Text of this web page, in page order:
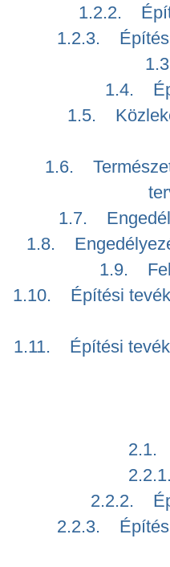
1.2.2.
1.2.3.
1.4.
1.5.
1.6.
1.7.
1.8.
1.9.
1.10. Építési
1.11. Építési
2.1.
2.2.2.
2.2.3.